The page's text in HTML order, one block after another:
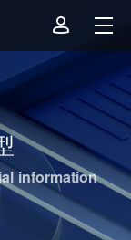
information